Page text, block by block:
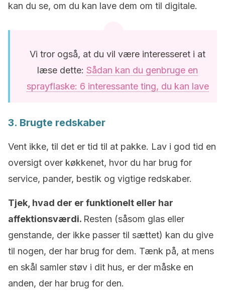
kan du se, om du kan lave dem om til digitale.
Vi tror også, at du vil være interesseret i at
læse dette: Sådan kan du genbruge en
sprayflaske: 6 interessante ting, du kan lave
3. Brugte redskaber
Vent ikke, til det er tid til at pakke. Lav i god tid en
oversigt over køkkenet, hvor du har brug for
service, pander, bestik og vigtige redskaber.
Tjek, hvad der er funktionelt eller har
affektionsværdi. Resten (såsom glas eller
genstande, der ikke passer til sættet) kan du give
til nogen, der har brug for dem. Tænk på, at mens
en skål samler støv i dit hus, er der måske en
anden, der har brug for den.